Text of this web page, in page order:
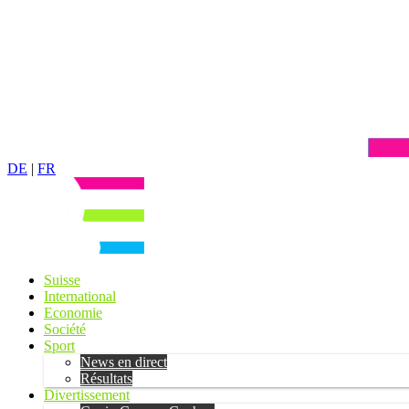
DE | FR
Suisse
International
Economie
Société
Sport
News en direct
Résultats
Divertissement